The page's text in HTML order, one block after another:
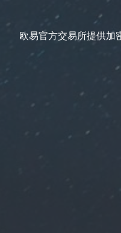
欧易官方交易所提供加